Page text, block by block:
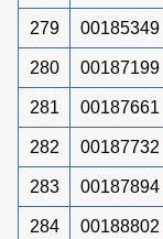
279 00185349
280 00187199
281 00187661
282 00187732
283 00187894
284 00188802